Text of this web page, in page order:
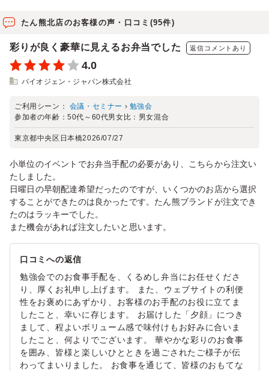
たん熊北店のお客様の声・口コミ(95件)
彩りが良く豪華に見えるお弁当でした 返信コメントあり
4.0
バイオジェン・ジャパン株式会社
ご利用シーン： 会議・セミナー › 勉強会
参加者の年齢：50代～60代男女比： 男女混合
東京都中央区日本橋2026/07/27
小単位のイベントでお弁当手配の必要があり、こちらから注文い
たしました。
日曜日の早朝配達希望だったのですが、いくつかのお店から選択
することができたのは良かったです。たん熊ブランドが注文でき
たのはラッキーでした。
また機会があれば注文したいと思います。
口コミへの返信
勉強会でのお食事手配を、くるめし弁当にお任せくださ
り、厚くお礼申し上げます。 また、ウェブサイトの利便
性をお褒めにあずかり、お客様のお手配のお役に立てま
したこと、幸いに存じます。 お届けした「夕顔」につき
まして、程よいボリューム感で味付けもお好みに合いま
したこと、何よりでございます。 華やかな彩りのお食事
を囲み、皆様と楽しいひとときを過ごされたご様子が伝
わってまいりました。 お食事を通じて、皆様のおもてな